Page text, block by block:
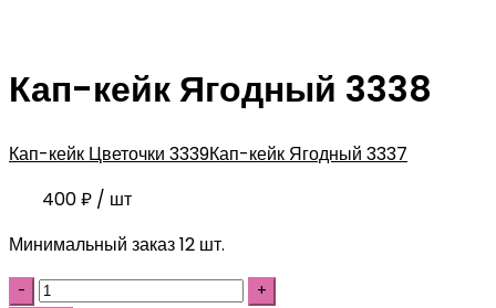
Кап-кейк Ягодный 3338
Кап-кейк Цветочки 3339Кап-кейк Ягодный 3337
400₽ / шт
Минимальный заказ 12 шт.